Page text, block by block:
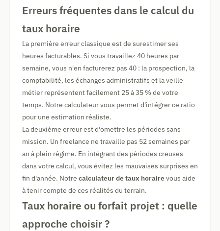
Erreurs fréquentes dans le calcul du
taux horaire
La première erreur classique est de surestimer ses
heures facturables. Si vous travaillez 40 heures par
semaine, vous n'en facturerez pas 40 : la prospection, la
comptabilité, les échanges administratifs et la veille
métier représentent facilement 25 à 35 % de votre
temps. Notre calculateur vous permet d'intégrer ce ratio
pour une estimation réaliste.
La deuxième erreur est d'omettre les périodes sans
mission. Un freelance ne travaille pas 52 semaines par
an à plein régime. En intégrant des périodes creuses
dans votre calcul, vous évitez les mauvaises surprises en
fin d'année. Notre calculateur de taux horairevous aide
à tenir compte de ces réalités du terrain.
Taux horaire ou forfait projet : quelle
approche choisir ?